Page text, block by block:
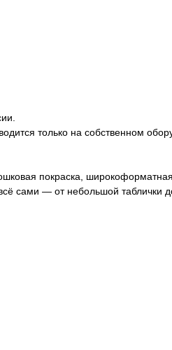
только на собственном
покраска, широкоформатная
сами — от небольшой таблички